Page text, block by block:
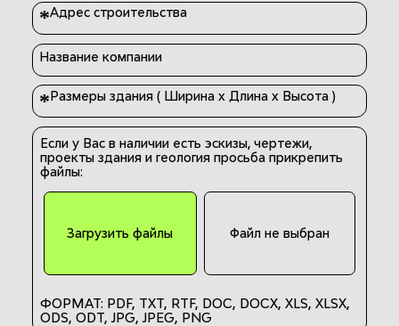
*Адрес строительства
Название компании
* Размеры здания ( Ширина х Длина х Высота )
Если у Вас в наличии есть эскизы, чертежи,
проекты здания и геология просьба прикрепить
файлы:
Загрузить файлы Файл не выбран
ФОРМАТ: PDF, TXT, RTF, DOC, DOCX, XLS, XLSX,
ODS, ODT, JPG, JPEG, PNG